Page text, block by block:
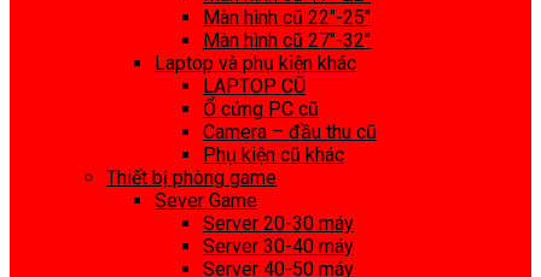
Màn hình cũ 22″-25″
Màn hình cũ 27″-32″
Laptop và phụ kiện khác
LAPTOP CŨ
Ổ cứng PC cũ
Camera – đầu thu cũ
Phụ kiện cũ khác
Thiết bị phòng game
Sever Game
Server 20-30 máy
Server 30-40 máy
Server 40-50 máy